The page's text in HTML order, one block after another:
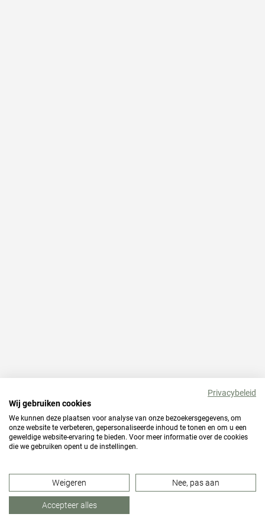
Privacybeleid
Wij gebruiken cookies
We kunnen deze plaatsen voor analyse van onze bezoekersgegevens, om
onze website te verbeteren, gepersonaliseerde inhoud te tonen en om u een
geweldige website-ervaring te bieden. Voor meer informatie over de cookies
die we gebruiken opent u de instellingen.
Weigeren Nee, pas aan
Accepteer alles